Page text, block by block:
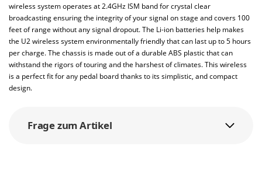
wireless system operates at 2.4GHz ISM band for crystal clear
broadcasting ensuring the integrity of your signal on stage and covers 100
feet of range without any signal dropout. The Li-ion batteries help makes
the U2 wireless system environmentally friendly that can last up to 5 hours
per charge. The chassis is made out of a durable ABS plastic that can
withstand the rigors of touring and the harshest of climates. This wireless
is a perfect fit for any pedal board thanks to its simplistic, and compact
design.
Frage zum Artikel